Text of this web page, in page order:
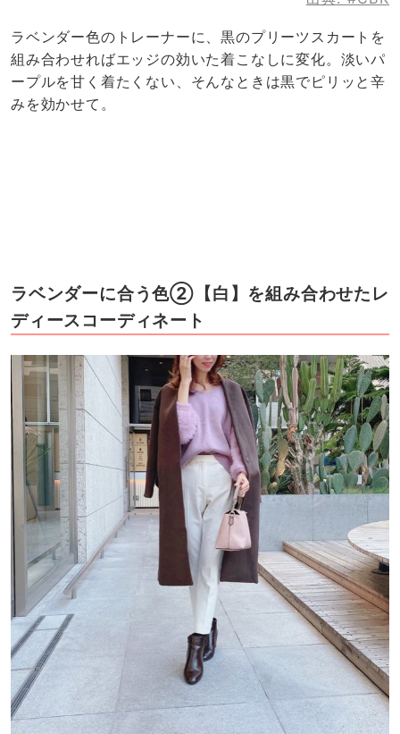
ラベンダー色のトレーナーに、黒のプリーツスカートを
組み合わせればエッジの効いた着こなしに変化。淡いパ
ープルを甘く着たくない、そんなときは黒でピリッと辛
みを効かせて。
ラベンダーに合う色②【白】を組み合わせたレ
ディースコーディネート